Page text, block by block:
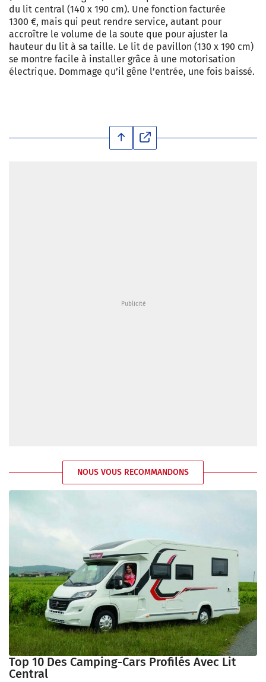
du lit central (140 x 190 cm). Une fonction facturée
1300 €, mais qui peut rendre service, autant pour
accroître le volume de la soute que pour ajuster la
hauteur du lit à sa taille. Le lit de pavillon (130 x 190 cm)
se montre facile à installer grâce à une motorisation
électrique. Dommage qu’il gêne l’entrée, une fois baissé.
NOUS VOUS RECOMMANDONS
Top 10 Des Camping-Cars Profilés Avec Lit
Central